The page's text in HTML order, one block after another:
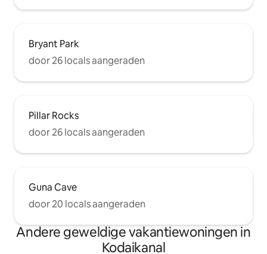
Bryant Park
door 26 locals aangeraden
Pillar Rocks
door 26 locals aangeraden
Guna Cave
door 20 locals aangeraden
Andere geweldige vakantiewoningen in
Kodaikanal